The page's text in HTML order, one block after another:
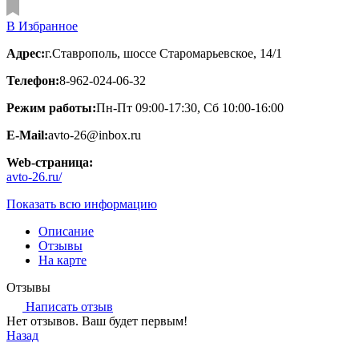
В Избранное
Адрес:г.Ставрополь, шоссе Старомарьевское, 14/1
Телефон:8-962-024-06-32
Режим работы:Пн-Пт 09:00-17:30, Сб 10:00-16:00
E-Mail:avto-26@inbox.ru
Web-страница:
avto-26.ru/
Показать всю информацию
Описание
Отзывы
На карте
Отзывы
Написать отзыв
Нет отзывов. Ваш будет первым!
Назад